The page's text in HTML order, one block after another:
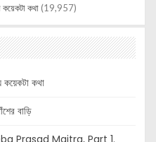
কয়েকটা কথা (19,957)
কয়েকটা কথা
বাড়ি
Prasad Maitra, Part 1.